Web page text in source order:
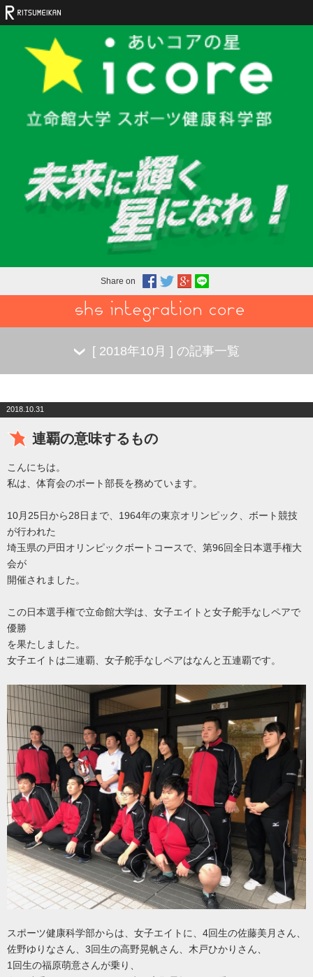
Share on
[ 2018年10月 ] の記事一覧
2018.10.31
連覇の意味するもの
こんにちは。
私は、体育会のボート部長を務めています。
10月25日から28日まで、1964年の東京オリンピック、ボート競技
が行われた
埼玉県の戸田オリンピックボートコースで、第96回全日本選手権大
会が
開催されました。
この日本選手権で立命館大学は、女子エイトと女子舵手なしペアで
優勝
を果たしました。
女子エイトは二連覇、女子舵手なしペアはなんと五連覇です。
スポーツ健康科学部からは、女子エイトに、4回生の佐藤美月さん、
佐野ゆりなさん、3回生の高野晃帆さん、木戸ひかりさん、
1回生の福原萌意さんが乗り、